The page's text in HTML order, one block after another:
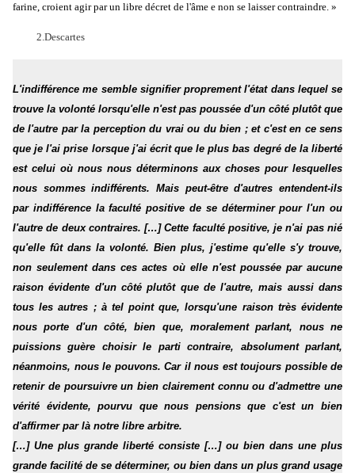
farine, croient agir par un libre décret de l'âme e non se laisser contraindre. »
2.Descartes
L'indifférence me semble signifier proprement l'état dans lequel se
trouve la volonté lorsqu'elle n'est pas poussée d'un côté plutôt que
de l'autre par la perception du vrai ou du bien ; et c'est en ce sens
que je l'ai prise lorsque j'ai écrit que le plus bas degré de la liberté
est celui où nous nous déterminons aux choses pour lesquelles
nous sommes indifférents. Mais peut-être d'autres entendent-ils
par indifférence la faculté positive de se déterminer pour l'un ou
l'autre de deux contraires. […] Cette faculté positive, je n'ai pas nié
qu'elle fût dans la volonté. Bien plus, j'estime qu'elle s'y trouve,
non seulement dans ces actes où elle n'est poussée par aucune
raison évidente d'un côté plutôt que de l'autre, mais aussi dans
tous les autres ; à tel point que, lorsqu'une raison très évidente
nous porte d'un côté, bien que, moralement parlant, nous ne
puissions guère choisir le parti contraire, absolument parlant,
néanmoins, nous le pouvons. Car il nous est toujours possible de
retenir de poursuivre un bien clairement connu ou d'admettre une
vérité évidente, pourvu que nous pensions que c'est un bien
d'affirmer par là notre libre arbitre.
[…] Une plus grande liberté consiste […] ou bien dans une plus
grande facilité de se déterminer, ou bien dans un plus grand usage